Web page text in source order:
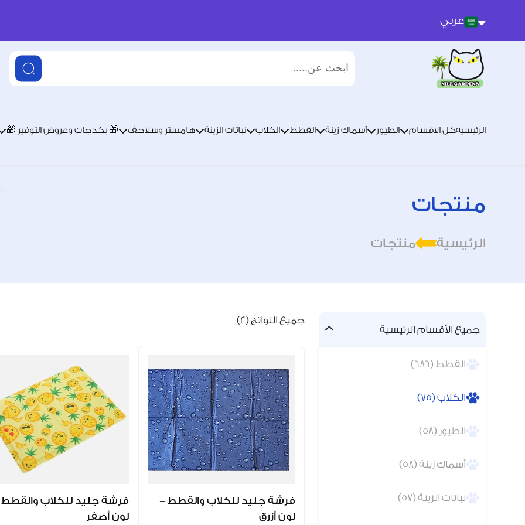
عربي
عربي
انجليزي
الرئيسيةكل الاقسام الطيور أسماك زينة القطط الكلاب نباتات الزينة هامستر وسلاحف 🎁 بكدجات وعروض التوفير 🎁
منتجات
الرئيسية منتجات
جميع الأقسام الرئيسية
القطط (686)
الكلاب (75)
الطيور (58)
أسماك زينة (58)
نباتات الزينة (57)
جميع النواتج (2)
فرشة جليد للكلاب والقطط –
لون أزرق
فرشة جليد للكلاب والقطط
لون أصفر